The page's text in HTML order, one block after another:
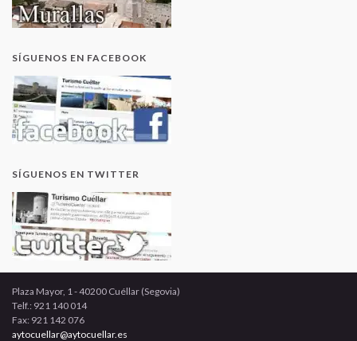
SÍGUENOS EN FACEBOOK
SÍGUENOS EN TWITTER
Plaza Mayor, 1 - 40200 Cuéllar (Segovia)
Telf.: 921 140 014
Fax: 921 142 076
aytocuellar@aytocuellar.es